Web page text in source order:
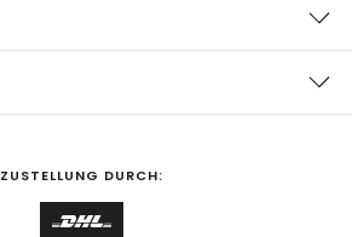
ZUSTELLUNG DURCH: